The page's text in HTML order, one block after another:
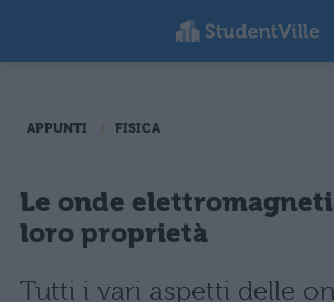
APPUNTI FISICA
Le onde
loro proprietà
Tutti i vari aspetti delle